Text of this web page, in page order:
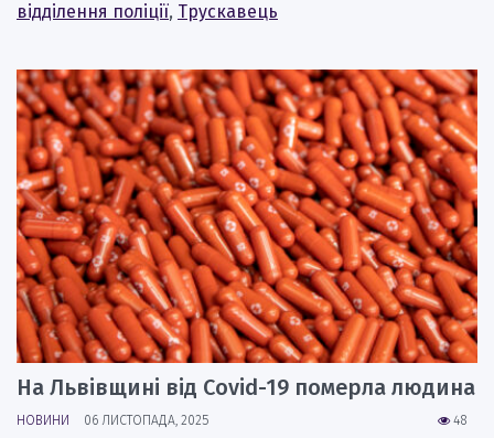
відділення поліції, Трускавець
На Львівщині від Covid-19 померла людина
48
НОВИНИ 06 ЛИСТОПАДА, 2025